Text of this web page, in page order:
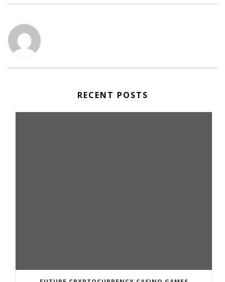
RECENT POSTS